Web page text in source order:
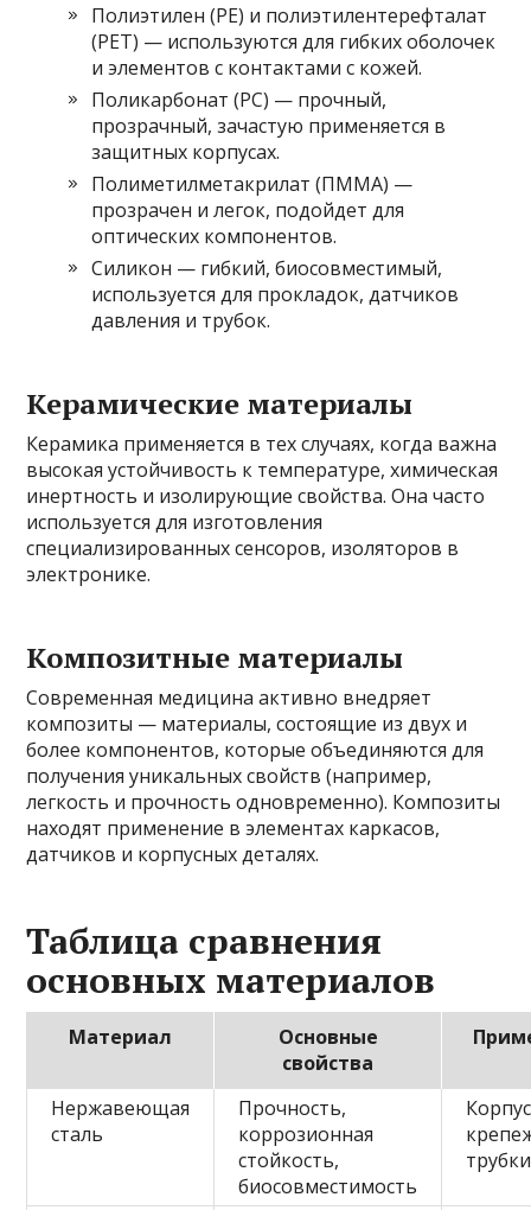
Полиэтилен (PE) и полиэтилентерефталат
(PET) — используются для гибких оболочек
и элементов с контактами с кожей.
Поликарбонат (PC) — прочный,
прозрачный, зачастую применяется в
защитных корпусах.
Полиметилметакрилат (ПММА) —
прозрачен и легок, подойдет для
оптических компонентов.
Силикон — гибкий, биосовместимый,
используется для прокладок, датчиков
давления и трубок.
Керамические материалы
Керамика применяется в тех случаях, когда важна
высокая устойчивость к температуре, химическая
инертность и изолирующие свойства. Она часто
используется для изготовления
специализированных сенсоров, изоляторов в
электронике.
Композитные материалы
Современная медицина активно внедряет
композиты — материалы, состоящие из двух и
более компонентов, которые объединяются для
получения уникальных свойств (например,
легкость и прочность одновременно). Композиты
находят применение в элементах каркасов,
датчиков и корпусных деталях.
Таблица сравнения
основных материалов
Материал
Основные
свойства
Нержавеющая
сталь
Прочность,
коррозионная
стойкость,
биосовместимость
трубки